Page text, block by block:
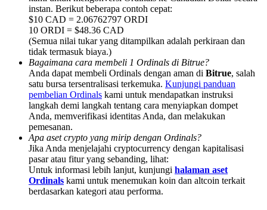
BTC Welcome Rewards
Deposit & Trade BTC to Share 25000 USDT prize pool!
Deposit CASHCAT & Win
Share 500000 CASHCAT prize pool
instan. Berikut beberapa contoh cepat:
$10 CAD = 2.06762797 ORDI
10 ORDI = $48.36 CAD
(Semua nilai tukar yang ditampilkan adalah perkiraan dan
tidak termasuk biaya.)
Bagaimana cara membeli 1 Ordinals di Bitrue?
Anda dapat membeli Ordinals dengan aman di Bitrue, salah
satu bursa tersentralisasi terkemuka. Kunjungi panduan
pembelian Ordinals kami untuk mendapatkan instruksi
langkah demi langkah tentang cara menyiapkan dompet
Anda, memverifikasi identitas Anda, dan melakukan
pemesanan.
Apa aset crypto yang mirip dengan Ordinals?
Jika Anda menjelajahi cryptocurrency dengan kapitalisasi
pasar atau fitur yang sebanding, lihat:
Untuk informasi lebih lanjut, kunjungi halaman aset
Ordinals kami untuk menemukan koin dan altcoin terkait
berdasarkan kategori atau performa.